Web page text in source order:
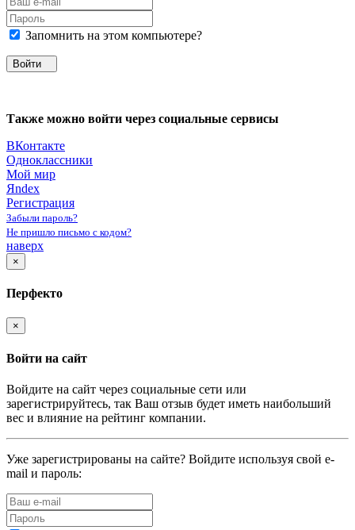
Запомнить на этом компьютере?
Войти
Также можно войти через социальные сервисы
ВКонтакте
Одноклассники
Мой мир
Яndex
Регистрация
Забыли пароль?
Не пришло письмо с кодом?
наверх
×
Перфекто
×
Войти на сайт
Войдите на сайт через социальные сети или
зарегистрируйтесь, так Ваш отзыв будет иметь наибольший
вес и влияние на рейтинг компании.
Уже зарегистрированы на сайте? Войдите используя свой e-
mail и пароль: